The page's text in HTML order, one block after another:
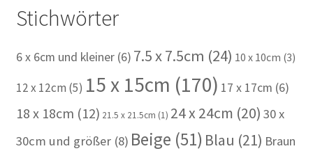
Stichwörter
6 x 6cm und kleiner(6) 7.5 x 7.5cm (24) 10 x 10cm (3)
12 x 12cm (5) 15 x 15cm (170) 17 x 17cm (6)
18 x 18cm (12) 21.5 x 21.5cm (1) 24 x 24cm (20) 30 x
30cm und größer(8) Beige (51) Blau (21) Braun